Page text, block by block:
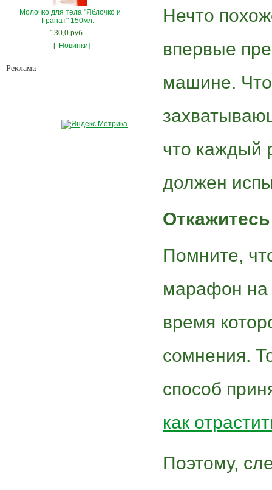
Молочко для тела "Яблочко и
Гранат" 150мл.
130,0 руб.
[ Новинки]
Рекламa
Нечто
впервые
машине.
что каждый
должен
Помните,
марафон на
время
сомнения.
способ
как
Поэтому,